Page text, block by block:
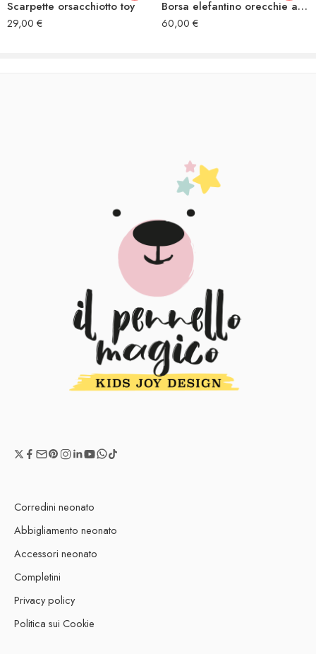
Scarpette orsacchiotto toy
29,00 €
Borsa elefantino orecchie azzurre
60,00 €
Corredini neonato
Abbigliamento neonato
Accessori neonato
Completini
Privacy policy
Politica sui Cookie